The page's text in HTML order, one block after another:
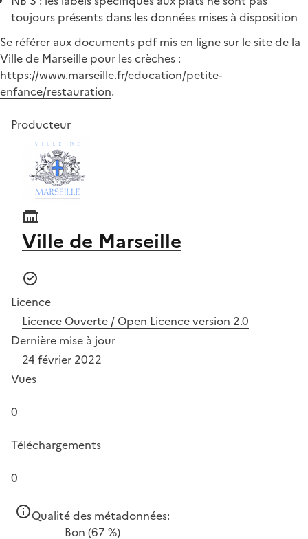
toujours présents dans les données mises à disposition
Se référer aux documents pdf mis en ligne sur le site de la
Ville de Marseille pour les crèches :
https://www.marseille.fr/education/petite-
enfance/restauration.
Producteur
Ville de Marseille
Licence
Licence Ouverte / Open Licence version 2.0
Dernière mise à jour
24 février 2022
Vues
0
Téléchargements
0
Qualité des métadonnées:
Bon (67 %)